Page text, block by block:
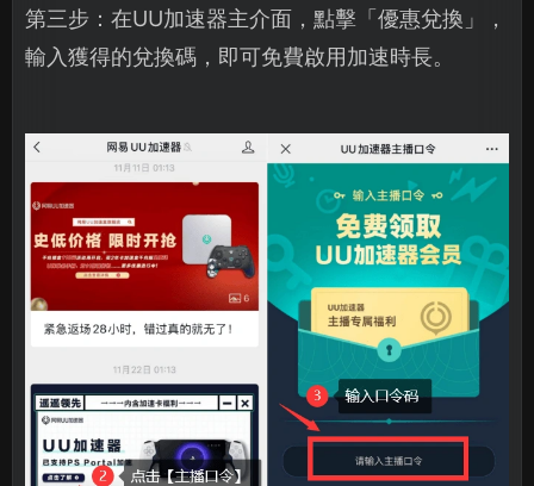
第三步：在UU加速器主介面，點擊「優惠兌換」，
輸入獲得的兌換碼，即可免費啟用加速時長。